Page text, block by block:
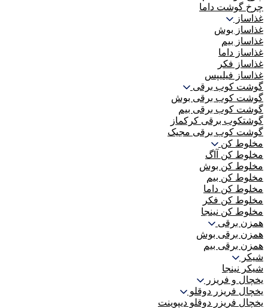
چرخ گوشت داما
غذاساز
غذاساز بوش
غذاساز بیم
غذاساز داما
غذاساز فکر
غذاساز فیلیپس
گوشت کوب برقی
گوشت کوب برقی بوش
گوشت کوب برقی بیم
گوشتکوب برقی کرکماز
گوشت کوب برقی مجیک
مخلوط کن
مخلوط کن آاگ
مخلوط کن بوش
مخلوط کن بیم
مخلوط کن داما
مخلوط کن فکر
مخلوط کن نینجا
همزن برقی
همزن برقی بوش
همزن برقی بیم
شیکر
شیکر نینجا
یخچال و فریزر
یخچال فریزر دوقلو
یخچال فریزر دوقلو دیپوینت